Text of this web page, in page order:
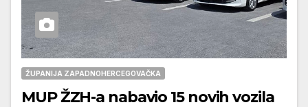
ŽUPANIJA ZAPADNOHERCEGOVAČKA
MUP ŽZH-a nabavio 15 novih vozila